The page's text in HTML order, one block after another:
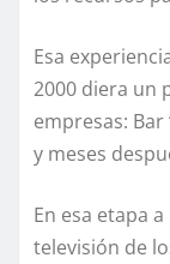
Esa
2000 diera un
empresas: Bar
y meses
En esa etapa
televisión de